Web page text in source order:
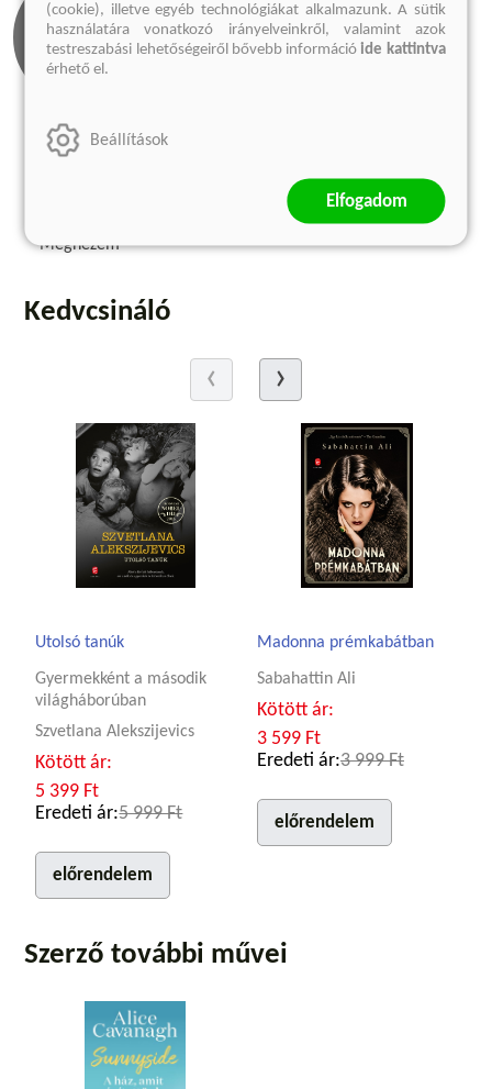
Olvass bele
Megnézem
Kedvcsináló
Utolsó tanúk
Gyermekként a második
világháborúban
Szvetlana Alekszijevics
Kötött ár:
5 399 Ft
Eredeti ár:5 999 Ft
előrendelem
Madonna prémkabátban
Sabahattin Ali
Kötött ár:
3 599 Ft
Eredeti ár:3 999 Ft
előrendelem
Szerző további művei
(cookie), illetve egyéb technológiákat alkalmazunk. A sütik
használatára vonatkozó irányelveinkről, valamint azok
testreszabási lehetőségeiről bővebb információide kattintva
érhető el.
Beállítások
Elfogadom